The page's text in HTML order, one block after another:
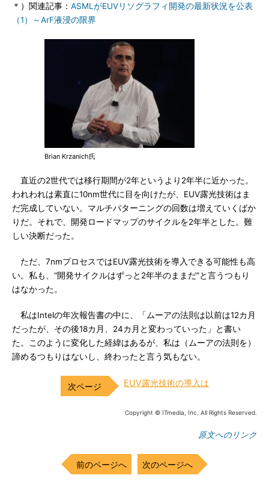
＊）関連記事： ASMLがEUVリソグラフィ開発の最新状況を公表
（1）～ArF液浸の限界
Brian Krzanich氏
直近の2世代では移行期間が2年というより2年半に近かった。
われわれは素直に10nm世代に目を向けたが、EUV露光技術はま
だ完成していない。マルチパターニングの回数は増えていくばか
りだ。それで、開発ロードマップのサイクルを2年半とした。難
しい決断だった。
ただ、7nmプロセスではEUV露光技術を導入できる可能性も高
い。私も、“開発サイクルはずっと2年半のままだ”と言うつもり
はなかった。
私はIntelの年次報告書の中に、「ムーアの法則は以前は12カ月
だったが、その後18カ月、24カ月と変わっていった」と書い
た。このように変化した経緯はあるが、私は（ムーアの法則を）
諦めるつもりはないし、終わったと言う気もない。
EUV露光技術の導入は
Copyright © ITmedia, Inc. All Rights Reserved.
原文へのリンク
前のページへ 次のページへ